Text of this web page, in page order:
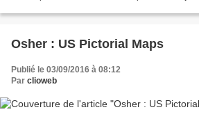
bombardements-allies/...
Osher : US Pictorial Maps
Publié le 03/09/2016 à 08:12
Par clioweb